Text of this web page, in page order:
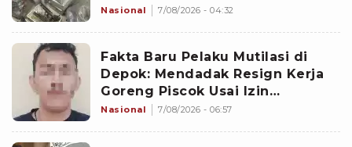
Sejak 2020
Nasional 7/08/2026 - 04:32
Fakta Baru Pelaku Mutilasi di
Depok: Mendadak Resign Kerja
Goreng Piscok Usai Izin
Interview di Mal
Nasional 7/08/2026 - 06:57